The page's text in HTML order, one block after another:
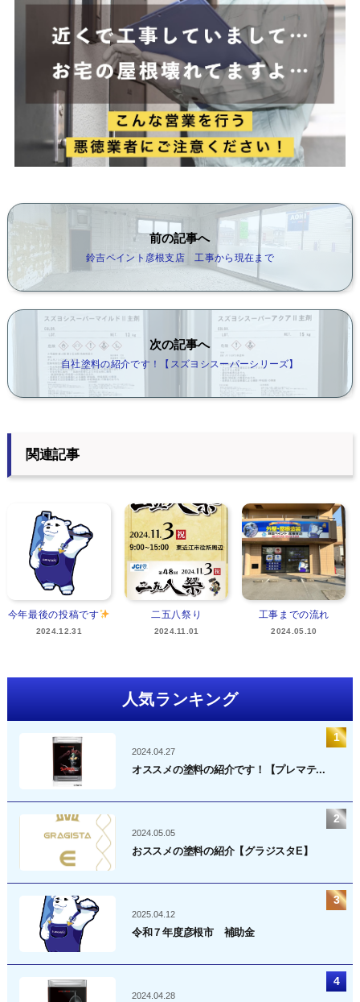
前の記事へ
鈴吉ペイント彦根支店 工事から現在まで
次の記事へ
自社塗料の紹介です！【スズヨシスーパーシリーズ】
関連記事
今年最後の投稿です
2024.12.31
二五八祭り
2024.11.01
工事までの流れ
2024.05.10
人気ランキング
2024.04.27
オススメの塗料の紹介です！【プレマテ...
2024.05.05
おススメの塗料の紹介【グラジスタE】
2025.04.12
令和７年度彦根市 補助金
2024.04.28